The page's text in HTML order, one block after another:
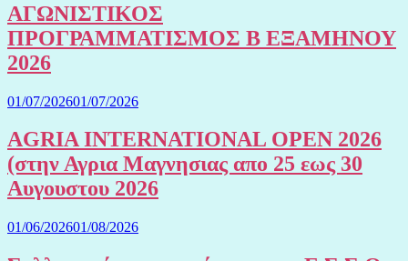
ΑΓΩΝΙΣΤΙΚΟΣ
ΠΡΟΓΡΑΜΜΑΤΙΣΜΟΣ Β ΕΞΑΜΗΝΟΥ
2026
01/07/202601/07/2026
AGRIA INTERNATIONAL OPEN 2026
(στην Αγρια Μαγνησιας απο 25 εως 30
Αυγουστου 2026
01/06/202601/08/2026